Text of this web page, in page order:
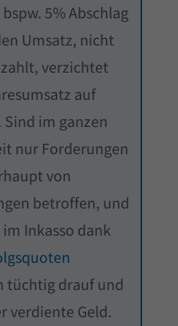
5% Abschlag
Umsatz, nicht
verzichtet
auf
Sind im ganzen
nur Forderungen
von
betroffen, und
Inkasso dank
tüchtig drauf und
verdiente Geld.